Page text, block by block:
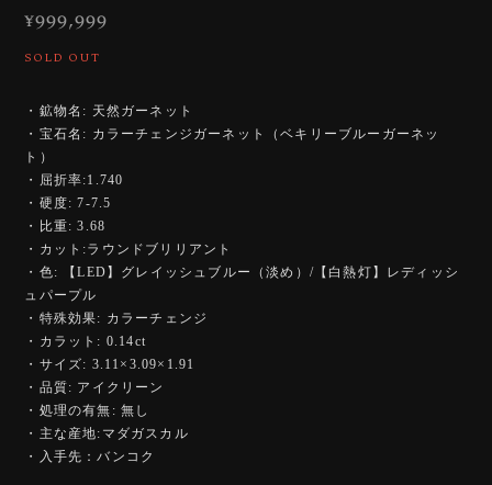
¥999,999
SOLD OUT
・鉱物名: 天然ガーネット
・宝石名: カラーチェンジガーネット（ベキリーブルーガーネッ
ト）
・屈折率:1.740
・硬度: 7-7.5
・比重: 3.68
・カット:ラウンドブリリアント
・色: 【LED】グレイッシュブルー（淡め）/【白熱灯】レディッシ
ュパープル
・特殊効果: カラーチェンジ
・カラット: 0.14ct
・サイズ: 3.11×3.09×1.91
・品質: アイクリーン
・処理の有無: 無し
・主な産地:マダガスカル
・入手先：バンコク